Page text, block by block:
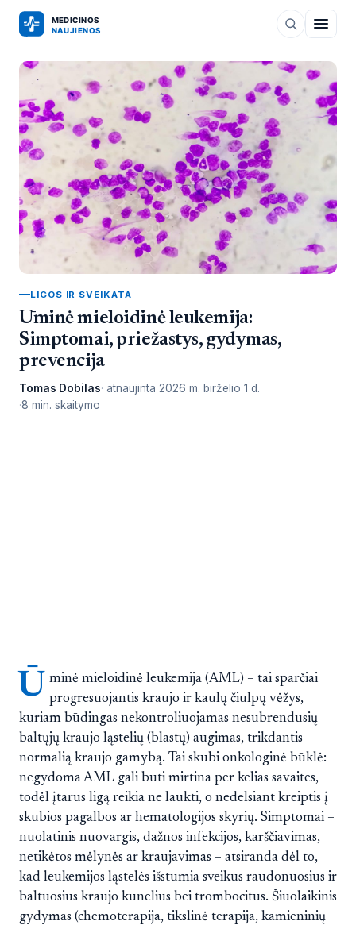
LIGOS IR SVEIKATA
Ūminė mieloidinė leukemija:
Simptomai, priežastys, gydymas,
prevencija
Tomas Dobilas atnaujinta 2026 m. birželio 1 d.
8 min. skaitymo
Ū minė mieloidinė leukemija (AML) – tai sparčiai
progresuojantis kraujo ir kaulų čiulpų vėžys,
kuriam būdingas nekontroliuojamas nesubrendusių
baltųjų kraujo ląstelių (blastų) augimas, trikdantis
normalią kraujo gamybą. Tai skubi onkologinė būklė:
negydoma AML gali būti mirtina per kelias savaites,
todėl įtarus ligą reikia ne laukti, o nedelsiant kreiptis į
skubios pagalbos ar hematologijos skyrių. Simptomai –
nuolatinis nuovargis, dažnos infekcijos, karščiavimas,
netikėtos mėlynės ar kraujavimas – atsiranda dėl to,
kad leukemijos ląstelės išstumia sveikus raudonuosius ir
baltuosius kraujo kūnelius bei trombocitus. Šiuolaikinis
gydymas (chemoterapija, tikslinė terapija, kamieninių